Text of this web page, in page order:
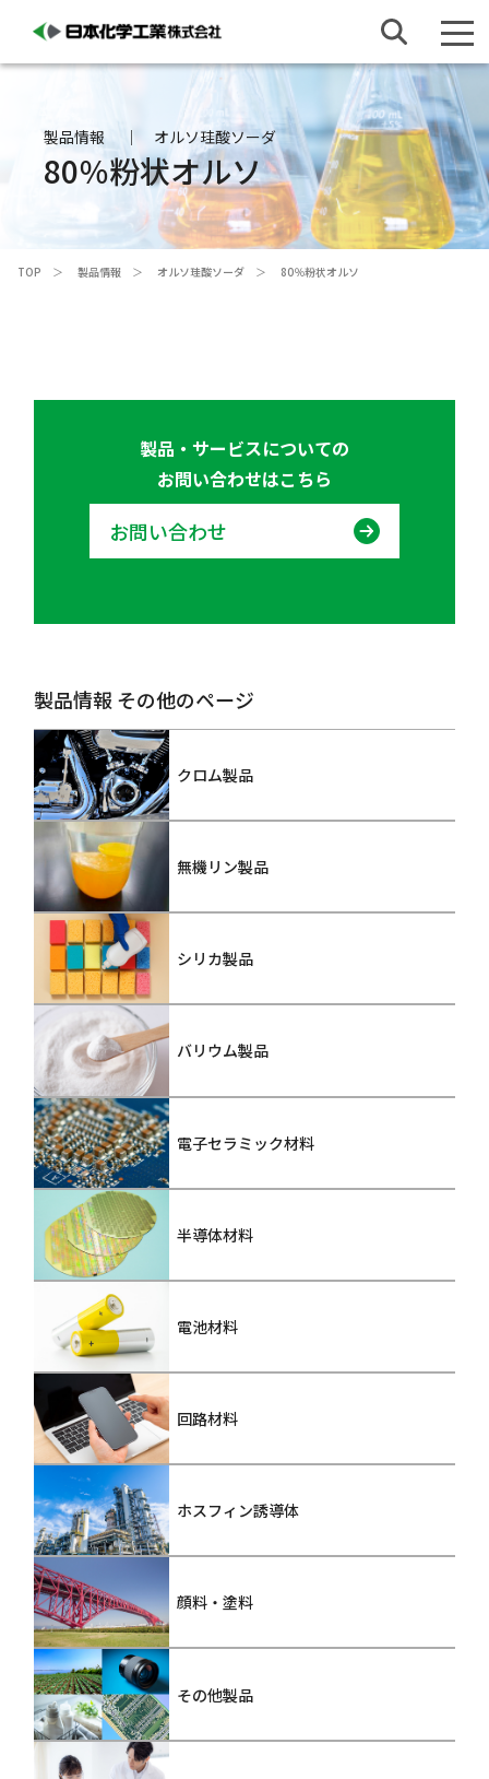
製品情報 オルソ珪酸ソーダ
80％粉状オルソ
TOP 製品情報 オルソ珪酸ソーダ 80％粉状オルソ
製品・サービスについての
お問い合わせはこちら
お問い合わせ
製品情報 その他のページ
クロム製品
無機リン製品
シリカ製品
バリウム製品
電子セラミック材料
半導体材料
電池材料
回路材料
ホスフィン誘導体
顔料・塗料
その他製品